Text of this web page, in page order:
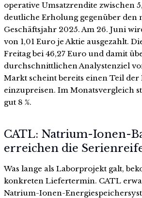
operative Umsatzrendite zwischen
deutliche Erholung gegenüber den
Geschäftsjahr 2025. Am 26. Juni
von 1,01 Euro je Aktie ausgezahlt.
Freitag bei 46,27 Euro und damit
durchschnittlichen Analystenziel
Markt scheint bereits einen Teil
einzupreisen. Im Monatsvergleich
gut 8 %.
CATL: Natrium-Ionen-
erreichen die
Was lange als Laborprojekt galt,
konkreten Liefertermin. CATL
Natrium-Ionen-